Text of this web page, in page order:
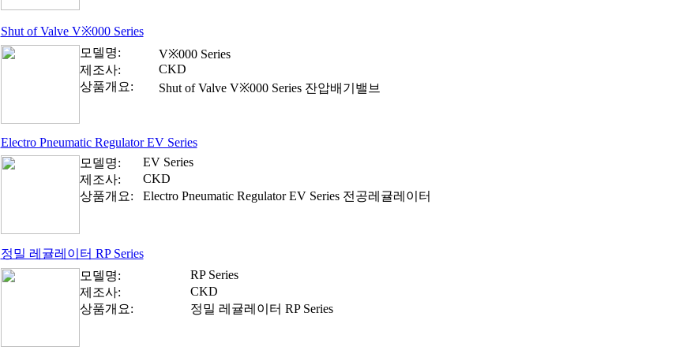
Shut of Valve V※000 Series
모델명:
V※000 Series
제조사:
CKD
상품개요:
Shut of Valve V※000 Series 잔압배기밸브
Electro Pneumatic Regulator EV Series
모델명:
EV Series
제조사:
CKD
상품개요:
Electro Pneumatic Regulator EV Series 전공레귤레이터
정밀 레귤레이터 RP Series
모델명:
RP Series
제조사:
CKD
상품개요:
정밀 레귤레이터 RP Series